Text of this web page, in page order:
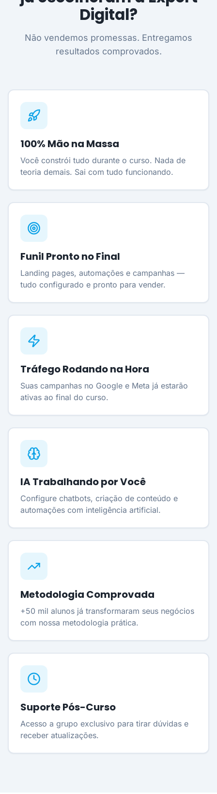
Digital?
Não vendemos promessas. Entregamos
resultados comprovados.
100% Mão na Massa
Você constrói tudo durante o curso. Nada de
teoria demais. Sai com tudo funcionando.
Funil Pronto no Final
Landing pages, automações e campanhas —
tudo configurado e pronto para vender.
Tráfego Rodando na Hora
Suas campanhas no Google e Meta já estarão
ativas ao final do curso.
IA Trabalhando por Você
Configure chatbots, criação de conteúdo e
automações com inteligência artificial.
Metodologia Comprovada
+50 mil alunos já transformaram seus negócios
com nossa metodologia prática.
Suporte Pós-Curso
Acesso a grupo exclusivo para tirar dúvidas e
receber atualizações.